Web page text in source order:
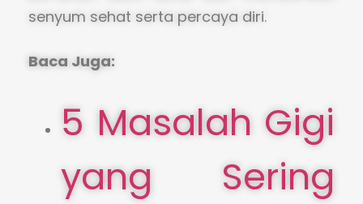
senyum sehat serta percaya diri.
Baca Juga:
5 Masalah Gigi
yang Sering